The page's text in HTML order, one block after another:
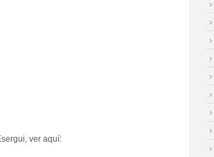
ver aquí: